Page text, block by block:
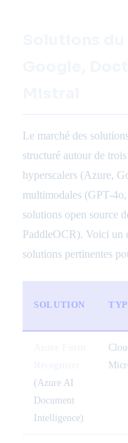
Le marché des
structuré autour de
hyperscalers (Azure,
multimodales (GPT-
solutions open source
PaddleOCR). Voici un
solutions pertinentes
SOLUTION
(Azure AI
Document
Intelligence)